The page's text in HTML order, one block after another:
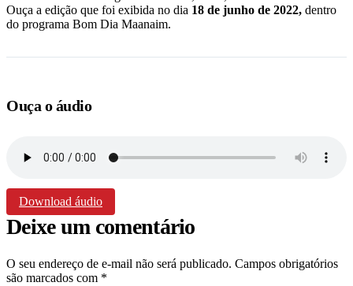
Ouça a edição que foi exibida no dia 18 de junho de 2022, dentro
do programa Bom Dia Maanaim.
Ouça o áudio
Download áudio
Deixe um comentário
O seu endereço de e-mail não será publicado. Campos obrigatórios
são marcados com *